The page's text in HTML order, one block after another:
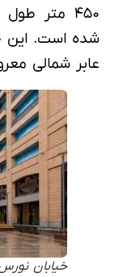
شده است. این
عابر شمالی
خیابان